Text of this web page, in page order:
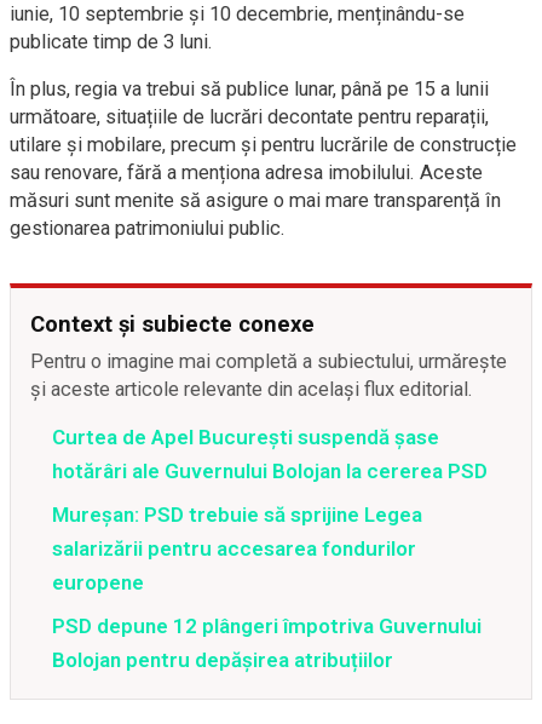
iunie, 10 septembrie și 10 decembrie, menținându-se
publicate timp de 3 luni.
În plus, regia va trebui să publice lunar, până pe 15 a lunii
următoare, situațiile de lucrări decontate pentru reparații,
utilare și mobilare, precum și pentru lucrările de construcție
sau renovare, fără a menționa adresa imobilului. Aceste
măsuri sunt menite să asigure o mai mare transparență în
gestionarea patrimoniului public.
Context și subiecte conexe
Pentru o imagine mai completă a subiectului, urmărește
și aceste articole relevante din același flux editorial.
Curtea de Apel București suspendă șase
hotărâri ale Guvernului Bolojan la cererea PSD
Mureșan: PSD trebuie să sprijine Legea
salarizării pentru accesarea fondurilor
europene
PSD depune 12 plângeri împotriva Guvernului
Bolojan pentru depășirea atribuțiilor